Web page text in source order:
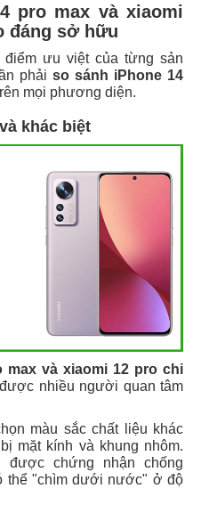
pro max và xiaomi
đáng sở hữu
ưu việt của từng sản
phải so sánh iPhone 14
mọi phương diện.
khác biệt
max và xiaomi 12 pro chi
nhiều người quan tâm
màu sắc chất liệu khác
mặt kính và khung nhôm.
được chứng nhận chống
thể "chìm dưới nước" ở độ